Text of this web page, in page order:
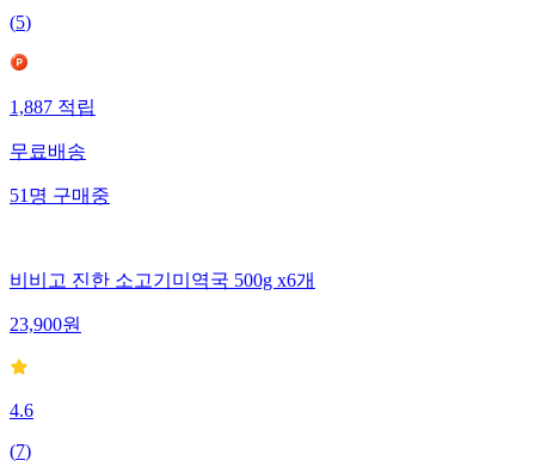
(5)
1,887적립
무료배송
51명구매중
비비고 진한 소고기미역국 500g x6개
23,900원
4.6
(7)